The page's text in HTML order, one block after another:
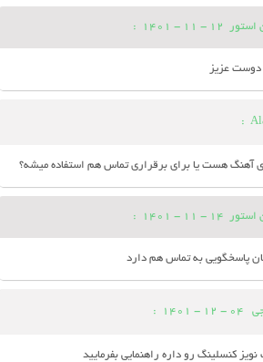
استور 12 - 11 - 1401
:
دوست عزیز
:
آهنگ هست یا برای برقراری تماس هم استفاده میشه؟
استور 14 - 11 - 1401
:
پاسخگویی به تماس هم دارد
04 - 12 - 1401
:
کنسلینگ رو داره راهنمایی بفرمایید